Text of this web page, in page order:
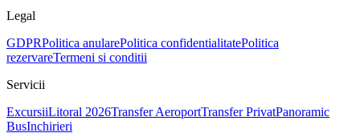
Legal
GDPRPolitica anularePolitica confidentialitatePolitica
rezervareTermeni si conditii
Servicii
ExcursiiLitoral 2026Transfer AeroportTransfer PrivatPanoramic
BusInchirieri